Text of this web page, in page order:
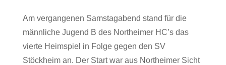
Am vergangenen Samstagabend stand für die
männliche Jugend B des Northeimer HC’s das
vierte Heimspiel in Folge gegen den SV
Stöckheim an. Der Start war aus Northeimer Sicht
Termine